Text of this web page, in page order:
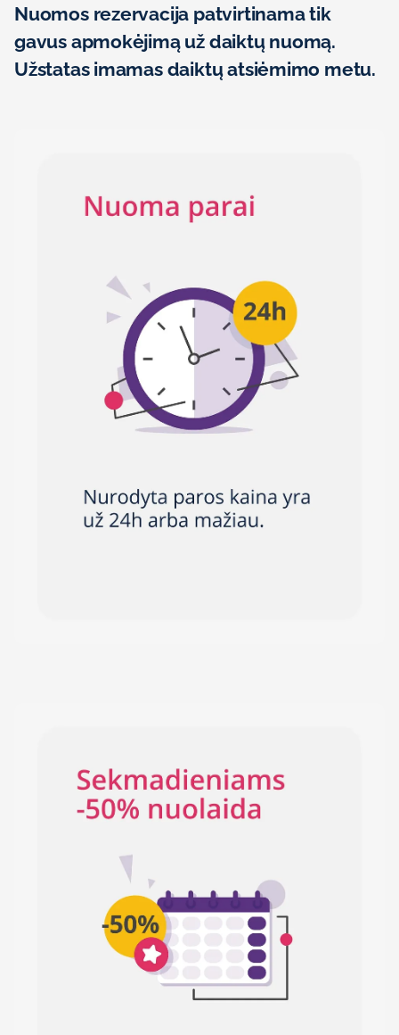
Nuomos rezervacija patvirtinama tik
gavus apmokėjimą už daiktų nuomą.
Užstatas imamas daiktų atsiėmimo metu.